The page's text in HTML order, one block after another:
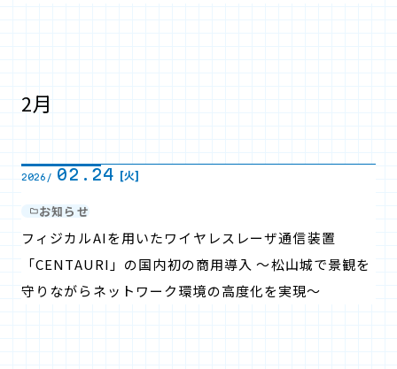
2月
2026/ 02.24 [火]
お知らせ
フィジカルAIを用いたワイヤレスレーザ通信装置
「CENTAURI」の国内初の商用導入 ～松山城で景観を
守りながらネットワーク環境の高度化を実現～